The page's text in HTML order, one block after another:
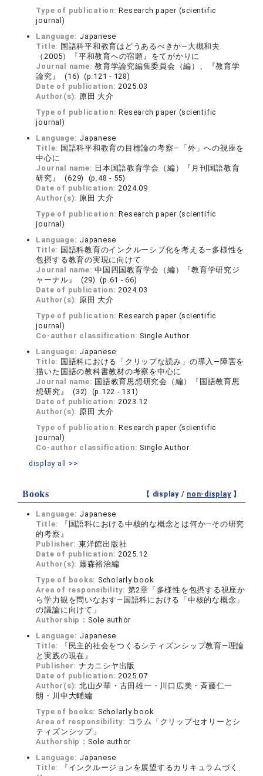
Type of publication:Research paper (scientific
journal)
Language: Japanese
Title: 国語科平和教育はどうあるべきか―大槻和夫
（2005）『平和教育への宿願』をてがかりに
Journal name:教育学論究編集委員会（編）、『教育学
論究』 (16) (p.121 - 128)
Date of publication:2025.03
Author(s): 原田 大介
Type of publication:Research paper (scientific
journal)
Language: Japanese
Title: 国語科平和教育の目標論の考察―「外」への視座を
中心に
Journal name: 日本国語教育学会（編）『月刊国語教育
研究』 (629) (p.48 - 55)
Date of publication:2024.09
Author(s): 原田 大介
Type of publication:Research paper (scientific
journal)
Language: Japanese
Title: 国語科教育のインクルーシブ化を考える―多様性を
包摂する教育の実現に向けて
Journal name:中国四国教育学会（編）『教育学研究ジ
ャーナル』 (29) (p.61 - 66)
Date of publication:2024.03
Author(s): 原田 大介
Type of publication:Research paper (scientific
journal)
Co-author classification: Single Author
Language: Japanese
Title: 国語科における「クリップな読み」の導入―障害を
描いた国語の教科書教材の考察を中心に
Journal name: 国語教育思想研究会（編）『国語教育思
想研究』 (32) (p.122 - 131)
Date of publication:2023.12
Author(s): 原田 大介
Type of publication:Research paper (scientific
journal)
Co-author classification: Single Author
display all >>
Books 【 display / non-display】
Language: Japanese
Title:
『国語科における中核的な概念とは何か―その研究
的考察』
Publisher: 東洋館出版社
Date of publication:2025.12
Author(s): 藤森裕治編
Type of books: Scholarly book
Area of responsibility: 第2章「多様性を包摂する視座か
ら学力観を問いなおす―国語科における「中核的な概念」
の議論に向けて」
Authorship： Sole author
Language: Japanese
Title:
『民主的社会をつくるシティズンシップ教育―理論
と実践の現在』
Publisher: ナカニシヤ出版
Date of publication:2025.07
Author(s): 北山夕華・古田雄一・川口広美・斉藤仁一
朗・川中大輔編
Type of books: Scholarly book
Area of responsibility: コラム「クリップセオリーとシ
ティズンシップ」
Authorship： Sole author
Language: Japanese
Title:
『インクルージョンを展望するカリキュラムづく